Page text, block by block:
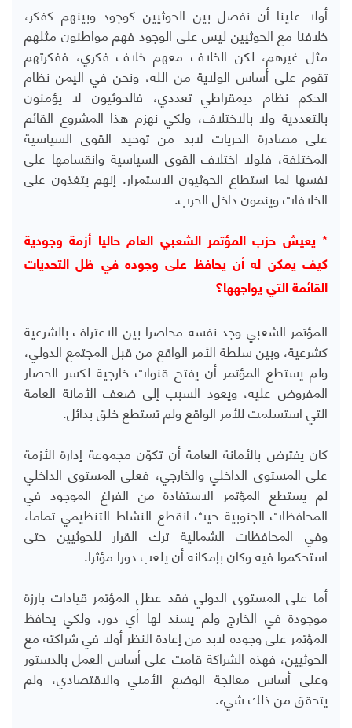
أولا علينا أن نفصل بين الحوثيين كوجود وبينهم كفكر،
خلافنا مع الحوثيين ليس على الوجود فهم مواطنون مثلهم
مثل غيرهم، لكن الخلاف معهم خلاف فكري، ففكرتهم
تقوم على أساس الولاية من الله، ونحن في اليمن نظام
الحكم نظام ديمقراطي تعددي، فالحوثيون لا يؤمنون
بالتعددية ولا بالاختلاف، ولكي نهزم هذا المشروع القائم
على مصادرة الحريات لابد من توحيد القوى السياسية
المختلفة، فلولا اختلاف القوى السياسية وانقسامها على
نفسها لما استطاع الحوثيون الاستمرار. إنهم يتغذون على
الخلافات وينمون داخل الحرب.
* يعيش حزب المؤتمر الشعبي العام حاليا أزمة وجودية
كيف يمكن له أن يحافظ على وجوده في ظل التحديات
القائمة التي يواجهها؟
المؤتمر الشعبي وجد نفسه محاصرا بين الاعتراف بالشرعية
كشرعية، وبين سلطة الأمر الواقع من قبل المجتمع الدولي،
ولم يستطع المؤتمر أن يفتح قنوات خارجية لكسر الحصار
المفروض عليه، ويعود السبب إلى ضعف الأمانة العامة
التي استسلمت للأمر الواقع ولم تستطع خلق بدائل.
كان يفترض بالأمانة العامة أن تكوّن مجموعة إدارة الأزمة
على المستوى الداخلي والخارجي، فعلى المستوى الداخلي
لم يستطع المؤتمر الاستفادة من الفراغ الموجود في
المحافظات الجنوبية حيث انقطع النشاط التنظيمي تماما،
وفي المحافظات الشمالية ترك القرار للحوثيين حتى
استحكموا فيه وكان بإمكانه أن يلعب دورا مؤثرا.
أما على المستوى الدولي فقد عطل المؤتمر قيادات بارزة
موجودة في الخارج ولم يسند لها أي دور، ولكي يحافظ
المؤتمر على وجوده لابد من إعادة النظر أولا في شراكته مع
الحوثيين، فهذه الشراكة قامت على أساس العمل بالدستور
وعلى أساس معالجة الوضع الأمني والاقتصادي، ولم
يتحقق من ذلك شيء.